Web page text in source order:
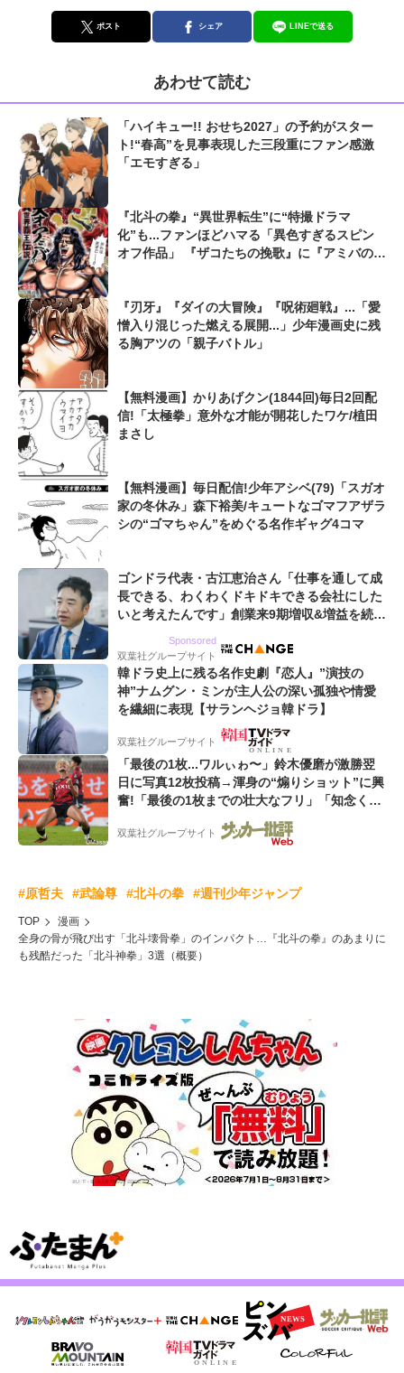
ポスト シェア LINEで送る
あわせて読む
「ハイキュー!! おせち2027」の予約がスター
ト!“春高”を見事表現した三段重にファン感激
「エモすぎる」
『北斗の拳』“異世界転生”に“特撮ドラマ
化”も...ファンほどハマる「異色すぎるスピン
オフ作品」 『ザコたちの挽歌』に『アミバの異
『刃牙』『ダイの大冒険』『呪術廻戦』...「愛
憎入り混じった燃える展開...」少年漫画史に残
る胸アツの「親子バトル」
【無料漫画】かりあげクン(1844回)毎日2回配
信!「太極拳」意外な才能が開花したワケ/植田
まさし
【無料漫画】毎日配信!少年アシベ(79)「スガオ
家の冬休み」森下裕美/キュートなゴマフアザラ
シの“ゴマちゃん”をめぐる名作ギャグ4コマ
ゴンドラ代表・古江恵治さん「仕事を通して成
長できる、わくわくドキドキできる会社にした
いと考えたんです」創業来9期増収&増益を続け
Sponsored
双葉社グループサイト
韓ドラ史上に残る名作史劇『恋人』”演技の
神”ナムグン・ミンが主人公の深い孤独や情愛
を繊細に表現【サランヘジョ韓ドラ】
双葉社グループサイト
「最後の1枚...ワルぃゎ〜」鈴木優磨が激勝翌
日に写真12枚投稿→渾身の“煽りショット”に興
奮!「最後の1枚までの壮大なフリ」「知念くん
のことどんだけ好きなんよw」
双葉社グループサイト
#原哲夫 #武論尊 #北斗の拳 #週刊少年ジャンプ
TOP
漫画
全身の骨が飛び出す「北斗壊骨拳」のインパクト…『北斗の拳』のあまりに
も残酷だった「北斗神拳」3選（概要）